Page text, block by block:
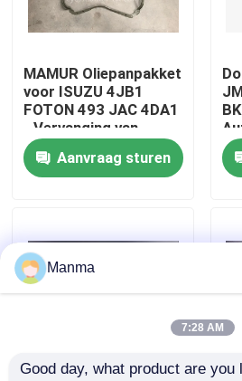
Fabrieksreis
Kwaliteitscontrole
Contacteer ons
Vrachtwagen Autodeel
Isuzu Engine Parts
MAMUR Oliepanpakket
voor ISUZU 4JB1
FOTON 493 JAC 4DA1
- Vervanging van
motorpakketten van
hoge kwaliteit
Aanvraag sturen
Manma
7:28 AM
Good day, what product are you